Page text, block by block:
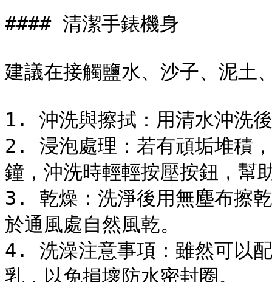
#### 清潔手錶機身
建議在接觸鹽水、沙子、泥土
1. 沖洗與擦拭：用清水沖洗
2. 浸泡處理：若有頑垢堆積
鐘，沖洗時輕輕按壓按鈕，幫
3. 乾燥：洗淨後用無塵布擦
於通風處自然風乾。
4. 洗澡注意事項：雖然可以
乳，以免損壞防水密封圈。